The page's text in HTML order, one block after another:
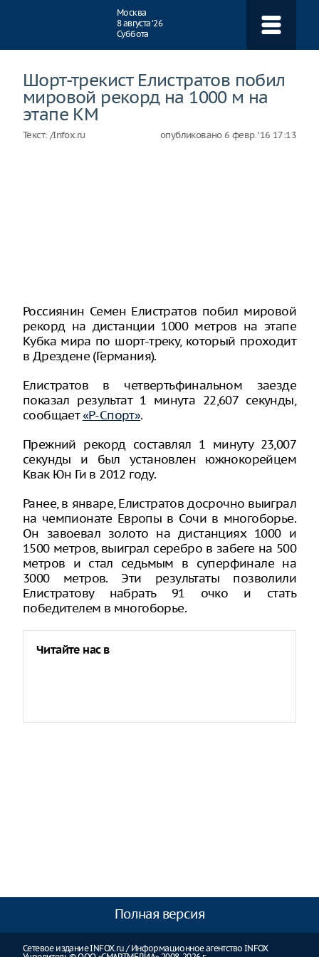
Москва
8 августа ‘26
Суббота
Шорт-трекист Елистратов побил
мировой рекорд на 1000 м на
этапе КМ
Текст: /Infox.ru опубликовано 6 февр. ‘16 17:13
Россиянин Семен Елистратов побил мировой
рекорд на дистанции 1000 метров на этапе
Кубка мира по шорт-треку, который проходит
в Дрездене (Германия).
Елистратов в четвертьфинальном заезде
показал результат 1 минута 22,607 секунды,
сообщает«Р-Спорт».
Прежний рекорд составлял 1 минуту 23,007
секунды и был установлен южнокорейцем
Квак Юн Ги в 2012 году.
Ранее, в январе, Елистратов досрочно выиграл
на чемпионате Европы в Сочи в многоборье.
Он завоевал золото на дистанциях 1000 и
1500 метров, выиграл серебро в забеге на 500
метров и стал седьмым в суперфинале на
3000 метров. Эти результаты позволили
Елистратову набрать 91 очко и стать
победителем в многоборье.
Читайте нас в
Полная версия
Сетевое издание INFOX.ru / Информационное агентство INFOX